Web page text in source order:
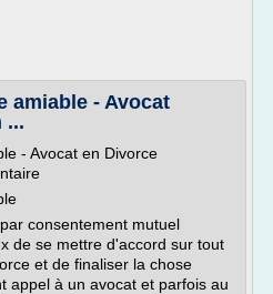
amiable - Avocat
...
- Avocat en Divorce
consentement mutuel
de se mettre d'accord sur tout
et de finaliser la chose
appel à un avocat et parfois au